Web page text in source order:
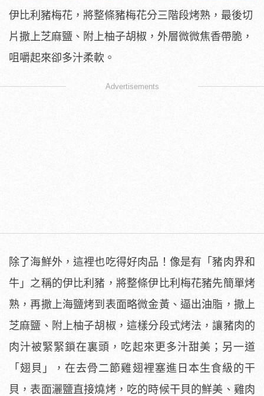
伊比利豬梅花，將整條豬梅花分三階段烤熟，最後切
片撒上芝麻鹽、附上柚子胡椒，外層微微焦香帶脆，
咀嚼起來卻多汁柔軟。
Advertisements
除了海鮮外，這裡也吃得好肉品！像是有「豬肉界和
牛」之稱的伊比利豬，將整條伊比利梅花豬先簡單烤
熟，再撒上海鹽烤到表面略微金黃、逼出油脂，撒上
芝麻鹽、附上柚子胡椒，這樣分段式烤法，讓豬肉的
肉汁被緊緊鎖在裏頭，吃起來更多汁甜美；另一道
「翅貝」，在去骨二節雞翅裡塞進日本生食級的干
貝，表面灑鹽直接燒烤，吃的時候干貝的鮮美、雞肉